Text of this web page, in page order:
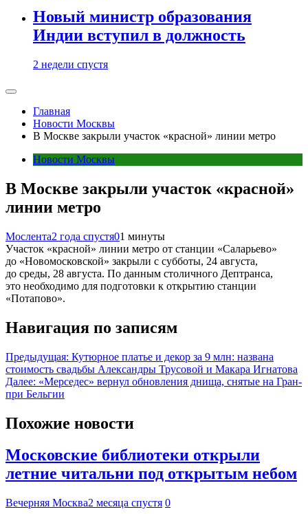
Новый министр образования
Индии вступил в должность
2 недели спустя
Главная
Новости Москвы
В Москве закрыли участок «красной» линии метро
Новости Москвы
В Москве закрыли участок «красной»
линии метро
Мослента2 года спустя01 минуты
Участок «красной» линии метро от станции «Саларьево»
до «Новомосковской» закрыли с субботы, 24 августа,
до среды, 28 августа. По данным столичного Дептранса,
это необходимо для подготовки к открытию станции
«Потапово».
Навигация по записям
Предыдущая: Кутюрное платье и декор за 9 млн: названа
стоимость свадьбы Александры Трусовой и Макара Игнатова
Далее: «Мерседес» вернул обновления днища, снятые на Гран-
при Бельгии
Похожие новости
Московские библиотеки открыли
летние читальни под открытым небом
Вечерняя Москва2 месяца спустя 0